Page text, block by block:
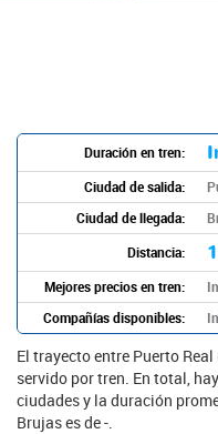
Duración en tren:
Ciudad de salida:
Ciudad de llegada:
Distancia:
Mejores precios en tren:
Compañías disponibles:
El trayecto entre Puerto
servido por tren. En total,
ciudades y la duración
Brujas es de -.